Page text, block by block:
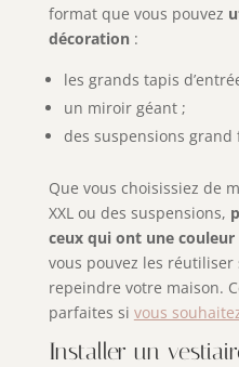
format que vous pouvez
décoration :
les grands tapis
un miroir géant ;
des suspensions grand
Que vous choisissiez de
XXL ou des suspensions,
ceux qui ont une
vous pouvez les
repeindre votre maison.
parfaites si vous
Installer un